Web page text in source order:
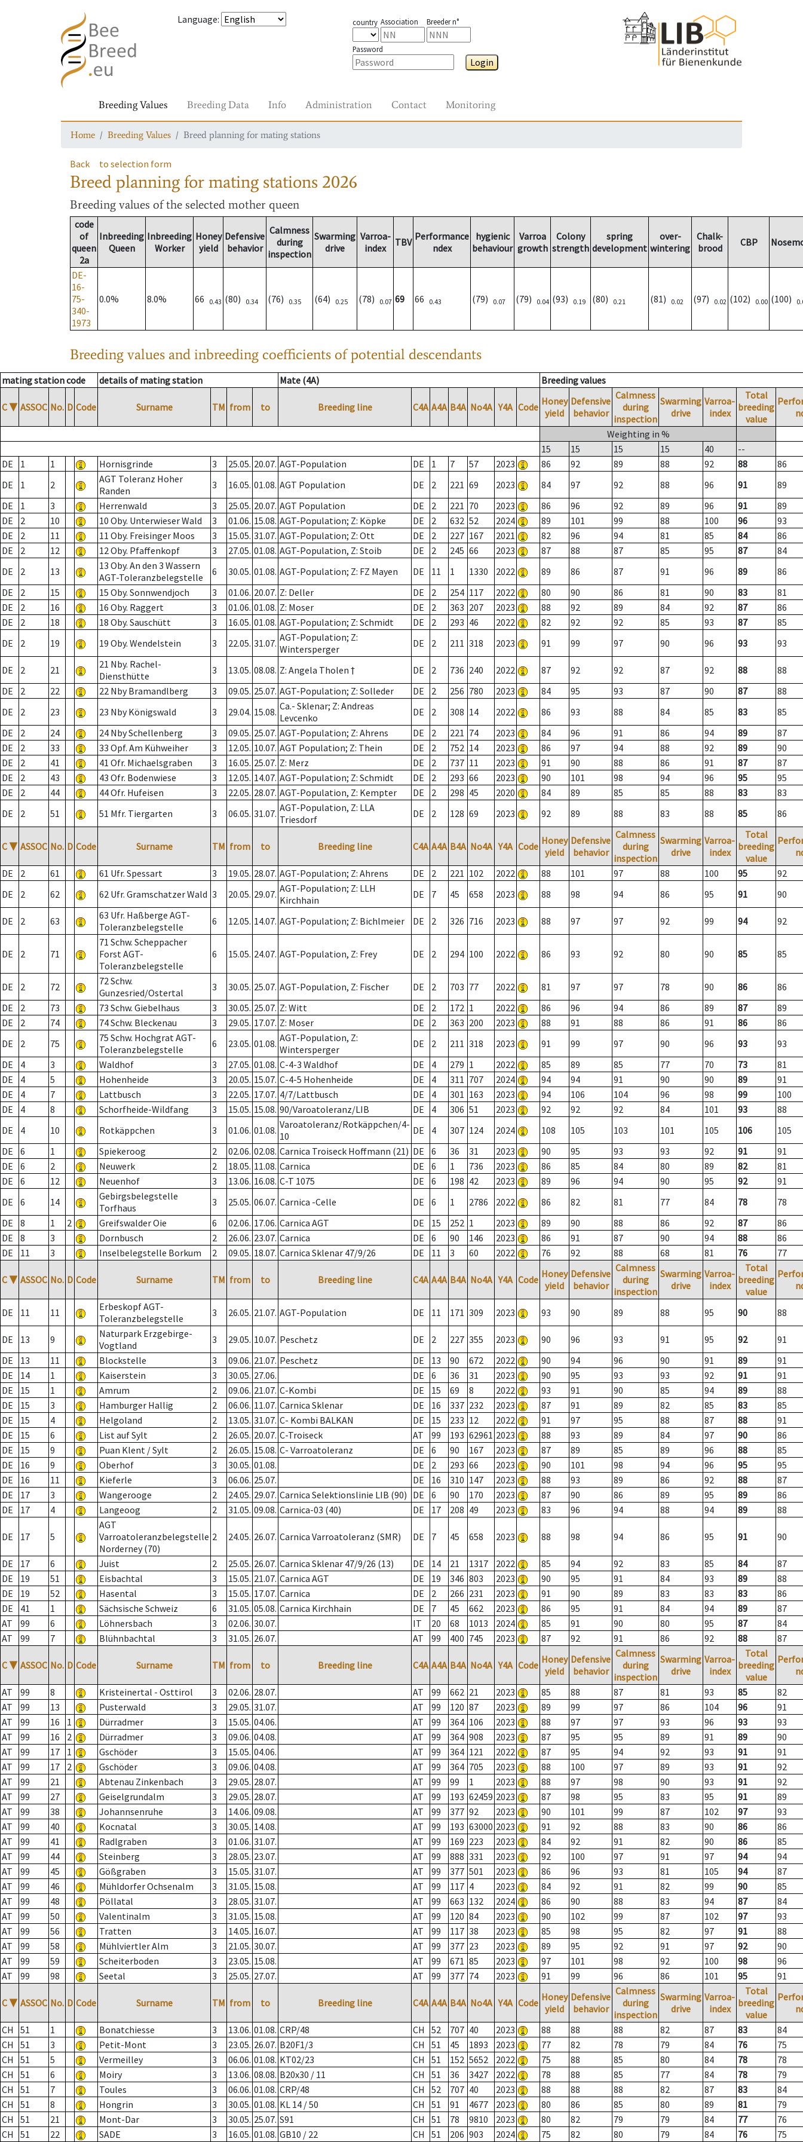
Language: country Association Breeder n°
Password
Login
Breeding Values Breeding Data Info Administration Contact Monitoring
Home Breeding Values Breed planning for mating stations
Back to selection form
Breed planning for mating stations 2026
Breeding values of the selected mother queen
code
of
queen
2a
Inbreeding
Queen
Inbreeding
Worker
Honey
yield
Defensive
behavior
Calmness
during
inspection
Swarming
drive
Varroa-
index
TBV Performance
ndex
hygienic
behaviour
Varroa
growth
Colony
strength
spring
development
over-
wintering
Chalk-
brood
CBP
DE-
16-
75-
340-
1973
0.0% 8.0% 66 0.43 (80) 0.34 (76) 0.35 (64) 0.25 (78) 0.07 69 66 0.43 (79) 0.07 (79) 0.04 (93) 0.19 (80) 0.21 (81) 0.02 (97) 0.02 (102) 0.00 (100)
Breeding values and inbreeding coefficients of potential descendants
mating station code details of mating station Mate (4A) Breeding values
C ▼ ASSOC No. D Code Surname TM from to Breeding line C4A A4A B4A No4A Y4A Code Honey
yield
Defensive
behavior
Calmness
during
inspection
Swarming
drive
Varroa-
index
Total
breeding
value
Weighting in %
15
15 15 15 40
--
DE
1 1 Hornisgrinde 3 25.05. 20.07. AGT-Population DE 1 7 57 2023 86 92 89 88 92 88
86
DE
1 2
AGT Toleranz Hoher
Randen
3 16.05. 01.08. AGT Population DE 2 221 69 2023 84 97 92 88 96 91
89
DE
1 3 Herrenwald 3 25.05. 20.07. AGT Population DE 2 221 70 2023 86 96 92 89 96 91
89
DE
2 10 10 Oby. Unterwieser Wald 3 01.06. 15.08. AGT-Population; Z: Köpke DE 2 632 52 2024 89 101 99 88 100 96
93
DE
2 11 11 Oby. Freisinger Moos 3 15.05. 31.07. AGT-Population; Z: Ott DE 2 227 167 2021 82 96 94 81 85 84
86
DE
2 12 12 Oby. Pfaffenkopf 3 27.05. 01.08. AGT-Population, Z: Stoib DE 2 245 66 2023 87 88 87 85 95 87
84
DE
2 13
13 Oby. An den 3 Wassern
AGT-Toleranzbelegstelle
6 30.05. 01.08. AGT-Population; Z: FZ Mayen DE 11 1 1330 2022 89 86 87 91 96 89
86
DE
2 15 15 Oby. Sonnwendjoch 3 01.06. 20.07. Z: Deller DE 2 254 117 2022 80 90 86 81 90 83
81
DE
2 16 16 Oby. Raggert 3 01.06. 01.08. Z: Moser DE 2 363 207 2023 88 92 89 84 92 87
86
DE
2 18 18 Oby. Sauschütt 3 16.05. 01.08. AGT-Population; Z: Schmidt DE 2 293 46 2022 82 92 92 85 93 87
85
DE
2 19 19 Oby. Wendelstein 3 22.05. 31.07. AGT-Population; Z:
Wintersperger
DE 2 211 318 2023 91 99 97 90 96 93 93
DE 2 21
21 Nby. Rachel-
Diensthütte
3 13.05. 08.08. Z: Angela Tholen † DE 2 736 240 2022 87 92 92 87 92 88
88
DE
2 22 22 Nby Bramandlberg 3 09.05. 25.07. AGT-Population; Z: Solleder DE 2 256 780 2023 84 95 93 87 90 87
88
DE
2 23 23 Nby Königswald 3 29.04. 15.08. Ca.- Sklenar; Z: Andreas
Levcenko
DE 2 308 14 2022 86 93 88 84 85 83
85
DE
2 24 24 Nby Schellenberg 3 09.05. 25.07. AGT-Population; Z: Ahrens DE 2 221 74 2023 84 96 91 86 94 89
87
DE
2 33 33 Opf. Am Kühweiher 3 12.05. 10.07. AGT Population; Z: Thein DE 2 752 14 2023 86 97 94 88 92 89
90
DE
2 41 41 Ofr. Michaelsgraben 3 16.05. 25.07. Z: Merz DE 2 737 11 2023 91 90 88 86 91 87
87
DE
2 43 43 Ofr. Bodenwiese 3 12.05. 14.07. AGT-Population; Z: Schmidt DE 2 293 66 2023 90 101 98 94 96 95
95
DE
2 44 44 Ofr. Hufeisen 3 22.05. 28.07. AGT-Population, Z: Kempter DE 2 298 45 2020 84 89 85 85 88 83
83
DE
2 51 51 Mfr. Tiergarten 3 06.05. 31.07. AGT-Population, Z: LLA
Triesdorf
DE 2 128 69 2023 92 89 88 83 88 85 86
C ▼ ASSOC No. D Code Surname TM from to Breeding line C4A A4A B4A No4A Y4A Code Honey
yield
Defensive
behavior
Calmness
during
inspection
Swarming
drive
Varroa-
index
Total
breeding
value
DE
2 61 61 Ufr. Spessart 3 19.05. 28.07. AGT-Population; Z: Ahrens DE 2 221 102 2022 88 101 97 88 100 95
92
DE
2 62 62 Ufr. Gramschatzer Wald 3 20.05. 29.07. AGT-Population; Z: LLH
Kirchhain
DE 7 45 658 2023 88 98 94 86 95 91 90
DE 2 63
63 Ufr. Haßberge AGT-
Toleranzbelegstelle
6 12.05. 14.07. AGT-Population; Z: Bichlmeier DE 2 326 716 2023 88 97 97 92 99 94 92
DE 2 71
71 Schw. Scheppacher
Forst AGT-
Toleranzbelegstelle
6 15.05. 24.07. AGT-Population, Z: Frey DE 2 294 100 2022 86 93 92 80 90 85 85
DE 2 72
72 Schw.
Gunzesried/Ostertal
3 30.05. 25.07. AGT-Population, Z: Fischer DE 2 703 77 2022 81 97 97 78 90 86
86
DE
2 73 73 Schw. Giebelhaus 3 30.05. 25.07. Z: Witt DE 2 172 1 2022 86 96 94 86 89 87
89
DE
2 74 74 Schw. Bleckenau 3 29.05. 17.07. Z: Moser DE 2 363 200 2023 88 91 88 86 91 86
86
DE
2 75
75 Schw. Hochgrat AGT-
Toleranzbelegstelle
6 23.05. 01.08. AGT-Population, Z:
Wintersperger
DE 2 211 318 2023 91 99 97 90 96 93
93
DE
4 3 Waldhof 3 27.05. 01.08. C-4-3 Waldhof DE 4 279 1 2022 85 89 85 77 70 73
81
DE
4 5 Hohenheide 3 20.05. 15.07. C-4-5 Hohenheide DE 4 311 707 2024 94 94 91 90 90 89
91
DE
4 7 Lattbusch 3 22.05. 17.07. 4/7/Lattbusch DE 4 301 163 2023 94 106 104 96 98 99
100
DE
4 8 Schorfheide-Wildfang 3 15.05. 15.08. 90/Varoatoleranz/LIB DE 4 306 51 2023 92 92 92 84 101 93
88
DE
4 10 Rotkäppchen 3 01.06. 01.08. Varoatoleranz/Rotkäppchen/4-
10
DE 4 307 124 2024 108 105 103 101 105 106
105
DE
6 1 Spiekeroog 2 02.06. 02.08. Carnica Troiseck Hoffmann (21) DE 6 36 31 2023 90 95 93 93 92 91
91
DE
6 2 Neuwerk 2 18.05. 11.08. Carnica DE 6 1 736 2023 86 85 84 80 89 82
81
DE
6 12 Neuenhof 3 13.06. 16.08. C-T 1075 DE 6 198 42 2023 89 96 94 90 95 92
91
DE
6 14
Gebirgsbelegstelle
Torfhaus
3 25.05. 06.07. Carnica -Celle DE 6 1 2786 2022 86 82 81 77 84 78
78
DE
8 1 2 Greifswalder Oie 6 02.06. 17.06. Carnica AGT DE 15 252 1 2023 89 90 88 86 92 87
86
DE
8 3 Dornbusch 2 26.06. 23.07. Carnica DE 6 90 146 2023 86 91 87 90 94 88
86
DE
11 3 Inselbelegstelle Borkum 2 09.05. 18.07. Carnica Sklenar 47/9/26 DE 11 3 60 2022 76 92 88 68 81 76 77
C ▼ ASSOC No. D Code Surname TM from to Breeding line C4A A4A B4A No4A Y4A Code Honey
yield
Defensive
behavior
Calmness
during
inspection
Swarming
drive
Varroa-
index
Total
breeding
value
DE 11 11
Erbeskopf AGT-
Toleranzbelegstelle
3 26.05. 21.07. AGT-Population DE 11 171 309 2023 93 90 89 88 95 90 88
DE 13 9
Naturpark Erzgebirge-
Vogtland
3 29.05. 10.07. Peschetz DE 2 227 355 2023 90 96 93 91 95 92
91
DE
13 11 Blockstelle 3 09.06. 21.07. Peschetz DE 13 90 672 2022 90 94 96 90 91 89
91
DE
14 1 Kaiserstein 3 30.05. 27.06. DE 6 36 31 2023 90 95 93 93 92 91
91
DE
15 1 Amrum 2 09.06. 21.07. C-Kombi DE 15 69 8 2022 93 91 90 85 94 89
88
DE
15 3 Hamburger Hallig 2 06.06. 11.07. Carnica Sklenar DE 16 337 232 2023 87 91 89 82 85 83
85
DE
15 4 Helgoland 2 13.05. 31.07. C- Kombi BALKAN DE 15 233 12 2022 91 97 95 88 87 88
91
DE
15 6 List auf Sylt 2 26.05. 20.07. C-Troiseck AT 99 193 62961 2023 88 93 89 84 97 90
86
DE
15 9 Puan Klent / Sylt 2 26.05. 15.08. C- Varroatoleranz DE 6 90 167 2023 87 89 85 89 96 88
85
DE
16 9 Oberhof 3 30.05. 01.08. DE 2 293 66 2023 90 101 98 94 96 95
95
DE
16 11 Kieferle 3 06.06. 25.07. DE 16 310 147 2023 88 93 89 86 92 88
87
DE
17 3 Wangerooge 2 24.05. 29.07. Carnica Selektionslinie LIB (90) DE 6 90 170 2023 87 90 86 89 95 89
86
DE
17 4 Langeoog 2 31.05. 09.08. Carnica-03 (40) DE 17 208 49 2023 83 96 94 88 94 89 88
DE 17 5
AGT
Varroatoleranzbelegstelle
Norderney (70)
2 24.05. 26.07. Carnica Varroatoleranz (SMR) DE 7 45 658 2023 88 98 94 86 95 91 90
DE 17 6 Juist 2 25.05. 26.07. Carnica Sklenar 47/9/26 (13) DE 14 21 1317 2022 85 94 92 83 85 84
87
DE
19 51 Eisbachtal 3 15.05. 21.07. Carnica AGT DE 19 346 803 2023 90 95 91 84 93 89
88
DE
19 52 Hasental 3 15.05. 17.07. Carnica DE 2 266 231 2023 91 90 89 83 83 83
86
DE
41 1 Sächsische Schweiz 6 31.05. 05.08. Carnica Kirchhain DE 7 45 662 2023 86 95 91 84 94 89
87
AT
99 6 Löhnersbach 3 02.06. 30.07. IT 20 68 1013 2024 85 91 90 80 95 87
84
AT
99 7 Blühnbachtal 3 31.05. 26.07. AT 99 400 745 2023 87 92 91 86 92 88 87
C ▼ ASSOC No. D Code Surname TM from to Breeding line C4A A4A B4A No4A Y4A Code Honey
yield
Defensive
behavior
Calmness
during
inspection
Swarming
drive
Varroa-
index
Total
breeding
value
AT
99 8 Kristeinertal - Osttirol 3 02.06. 28.07. AT 99 662 21 2023 85 88 87 81 93 85
82
AT
99 13 Pusterwald 3 29.05. 31.07. AT 99 120 87 2023 89 99 97 86 104 96
91
AT
99 16 1 Dürradmer 3 15.05. 04.06. AT 99 364 106 2023 88 97 97 93 96 93
93
AT
99 16 2 Dürradmer 3 09.06. 04.08. AT 99 364 908 2023 87 95 95 89 91 89
90
AT
99 17 1 Gschöder 3 15.05. 04.06. AT 99 364 121 2022 87 95 94 92 93 91
91
AT
99 17 2 Gschöder 3 09.06. 04.08. AT 99 364 705 2023 88 100 97 89 93 91
92
AT
99 21 Abtenau Zinkenbach 3 29.05. 28.07. AT 99 99 1 2023 88 97 98 90 93 91
92
AT
99 27 Geiselgrundalm 3 29.05. 28.07. AT 99 193 62459 2023 87 98 95 83 95 91
89
AT
99 38 Johannsenruhe 3 14.06. 09.08. AT 99 377 92 2023 90 101 99 87 102 97
93
AT
99 40 Kocnatal 3 30.05. 14.08. AT 99 193 63000 2023 91 92 88 83 90 86
86
AT
99 41 Radlgraben 3 01.06. 31.07. AT 99 169 223 2023 84 92 91 82 90 86
85
AT
99 44 Steinberg 3 28.05. 23.07. AT 99 888 331 2023 92 100 97 91 97 94
94
AT
99 45 Gößgraben 3 15.05. 31.07. AT 99 377 501 2023 86 96 93 81 105 94
87
AT
99 46 Mühldorfer Ochsenalm 3 31.05. 15.08. AT 99 117 4 2023 84 92 91 82 99 90
85
AT
99 48 Pöllatal 3 28.05. 31.07. AT 99 663 132 2024 86 90 88 83 94 87
84
AT
99 50 Valentinalm 3 31.05. 15.08. AT 99 120 84 2023 90 102 99 87 102 97
93
AT
99 56 Tratten 3 14.05. 16.07. AT 99 117 38 2023 85 98 95 82 97 91
88
AT
99 58 Mühlviertler Alm 3 21.05. 30.07. AT 99 377 23 2023 89 95 92 91 97 92
90
AT
99 59 Scheiterboden 3 23.05. 15.08. AT 99 671 85 2023 97 101 98 92 100 98
96
AT
99 98 Seetal 3 25.05. 27.07. AT 99 377 74 2023 91 99 96 86 101 95 91
C ▼ ASSOC No. D Code Surname TM from to Breeding line C4A A4A B4A No4A Y4A Code Honey
yield
Defensive
behavior
Calmness
during
inspection
Swarming
drive
Varroa-
index
Total
breeding
value
CH
51 1 Bonatchiesse 3 13.06. 01.08. CRP/48 CH 52 707 40 2023 88 88 88 82 87 83
84
CH
51 3 Petit-Mont 3 23.05. 26.07. B20F1/3 CH 51 45 1893 2023 77 82 78 79 84 76
75
CH
51 5 Vermeilley 3 06.06. 01.08. KT02/23 CH 51 152 5652 2022 75 88 85 80 84 78
78
CH
51 6 Moiry 3 13.06. 08.08. B20x30 / 11 CH 51 36 3427 2022 78 88 85 77 84 78
79
CH
51 7 Toules 3 06.06. 01.08. CRP/48 CH 52 707 40 2023 88 88 88 82 87 83
84
CH
51 8 Hongrin 3 30.05. 01.08. KL 14 / 50 CH 51 91 4677 2023 80 86 85 80 89 81
79
CH
51 21 Mont-Dar 3 30.05. 25.07. S91 CH 51 78 9810 2023 80 82 79 79 84 77
76
CH
51 22 SADE 3 16.05. 01.08. GB10 / 22 CH 51 206 903 2024 75 82 80 79 84 76 75